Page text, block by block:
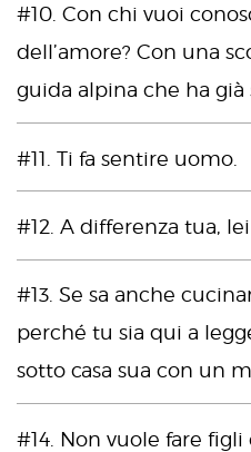
#10. Con chi vuoi
dell’amore? Con una
guida alpina che ha già
#11. Ti fa sentire uomo.
#12. A differenza tua,
#13. Se sa anche
perché tu sia qui a
sotto casa sua con un
#14. Non vuole fare